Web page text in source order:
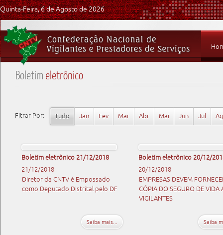
Quinta-Feira, 6 de Agosto de 2026
Boletim eletrônico
Fitrar Por: Tudo Jan Fev Mar Abr Mai Jun Jul
Boletim eletrônico 21/12/2018
21/12/2018
Diretor da CNTV é Empossado
como Deputado Distrital pelo DF
Saiba mais...
Boletim eletrônico 20/12/
20/12/2018
EMPRESAS DEVEM
CÓPIA DO SEGURO DE VIDA
VIGILANTES
Saiba